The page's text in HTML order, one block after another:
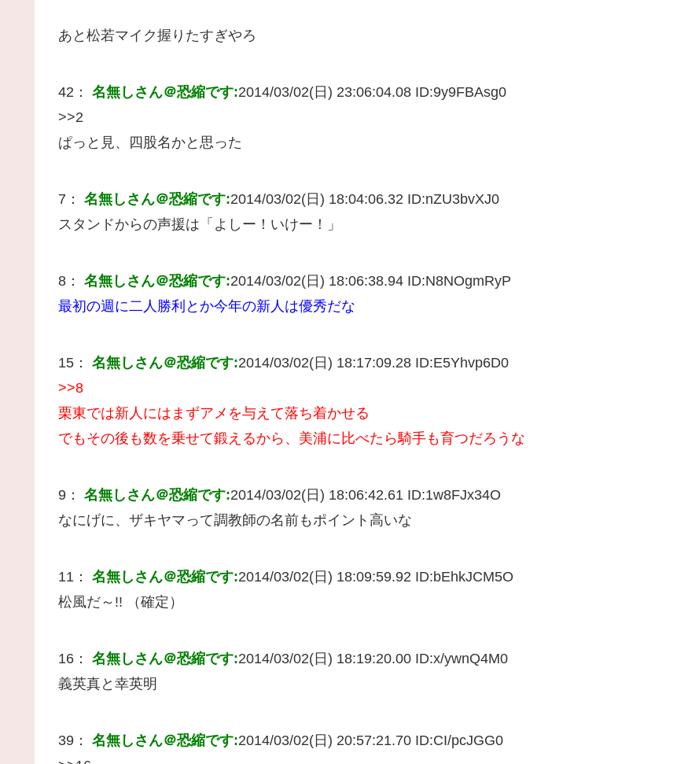
あと松若マイク握りたすぎやろ
42： 名無しさん＠恐縮です:2014/03/02(日) 23:06:04.08 ID:9y9FBAsg0
>>2
ぱっと見、四股名かと思った
7： 名無しさん＠恐縮です:2014/03/02(日) 18:04:06.32 ID:nZU3bvXJ0
スタンドからの声援は「よしー！いけー！」
8： 名無しさん＠恐縮です:2014/03/02(日) 18:06:38.94 ID:N8NOgmRyP
最初の週に二人勝利とか今年の新人は優秀だな
15： 名無しさん＠恐縮です:2014/03/02(日) 18:17:09.28 ID:E5Yhvp6D0
>>8
栗東では新人にはまずアメを与えて落ち着かせる
でもその後も数を乗せて鍛えるから、美浦に比べたら騎手も育つだろうな
9： 名無しさん＠恐縮です:2014/03/02(日) 18:06:42.61 ID:1w8FJx34O
なにげに、ザキヤマって調教師の名前もポイント高いな
11： 名無しさん＠恐縮です:2014/03/02(日) 18:09:59.92 ID:bEhkJCM5O
松風だ～!! （確定）
16： 名無しさん＠恐縮です:2014/03/02(日) 18:19:20.00 ID:x/ywnQ4M0
義英真と幸英明
39： 名無しさん＠恐縮です:2014/03/02(日) 20:57:21.70 ID:CI/pcJGG0